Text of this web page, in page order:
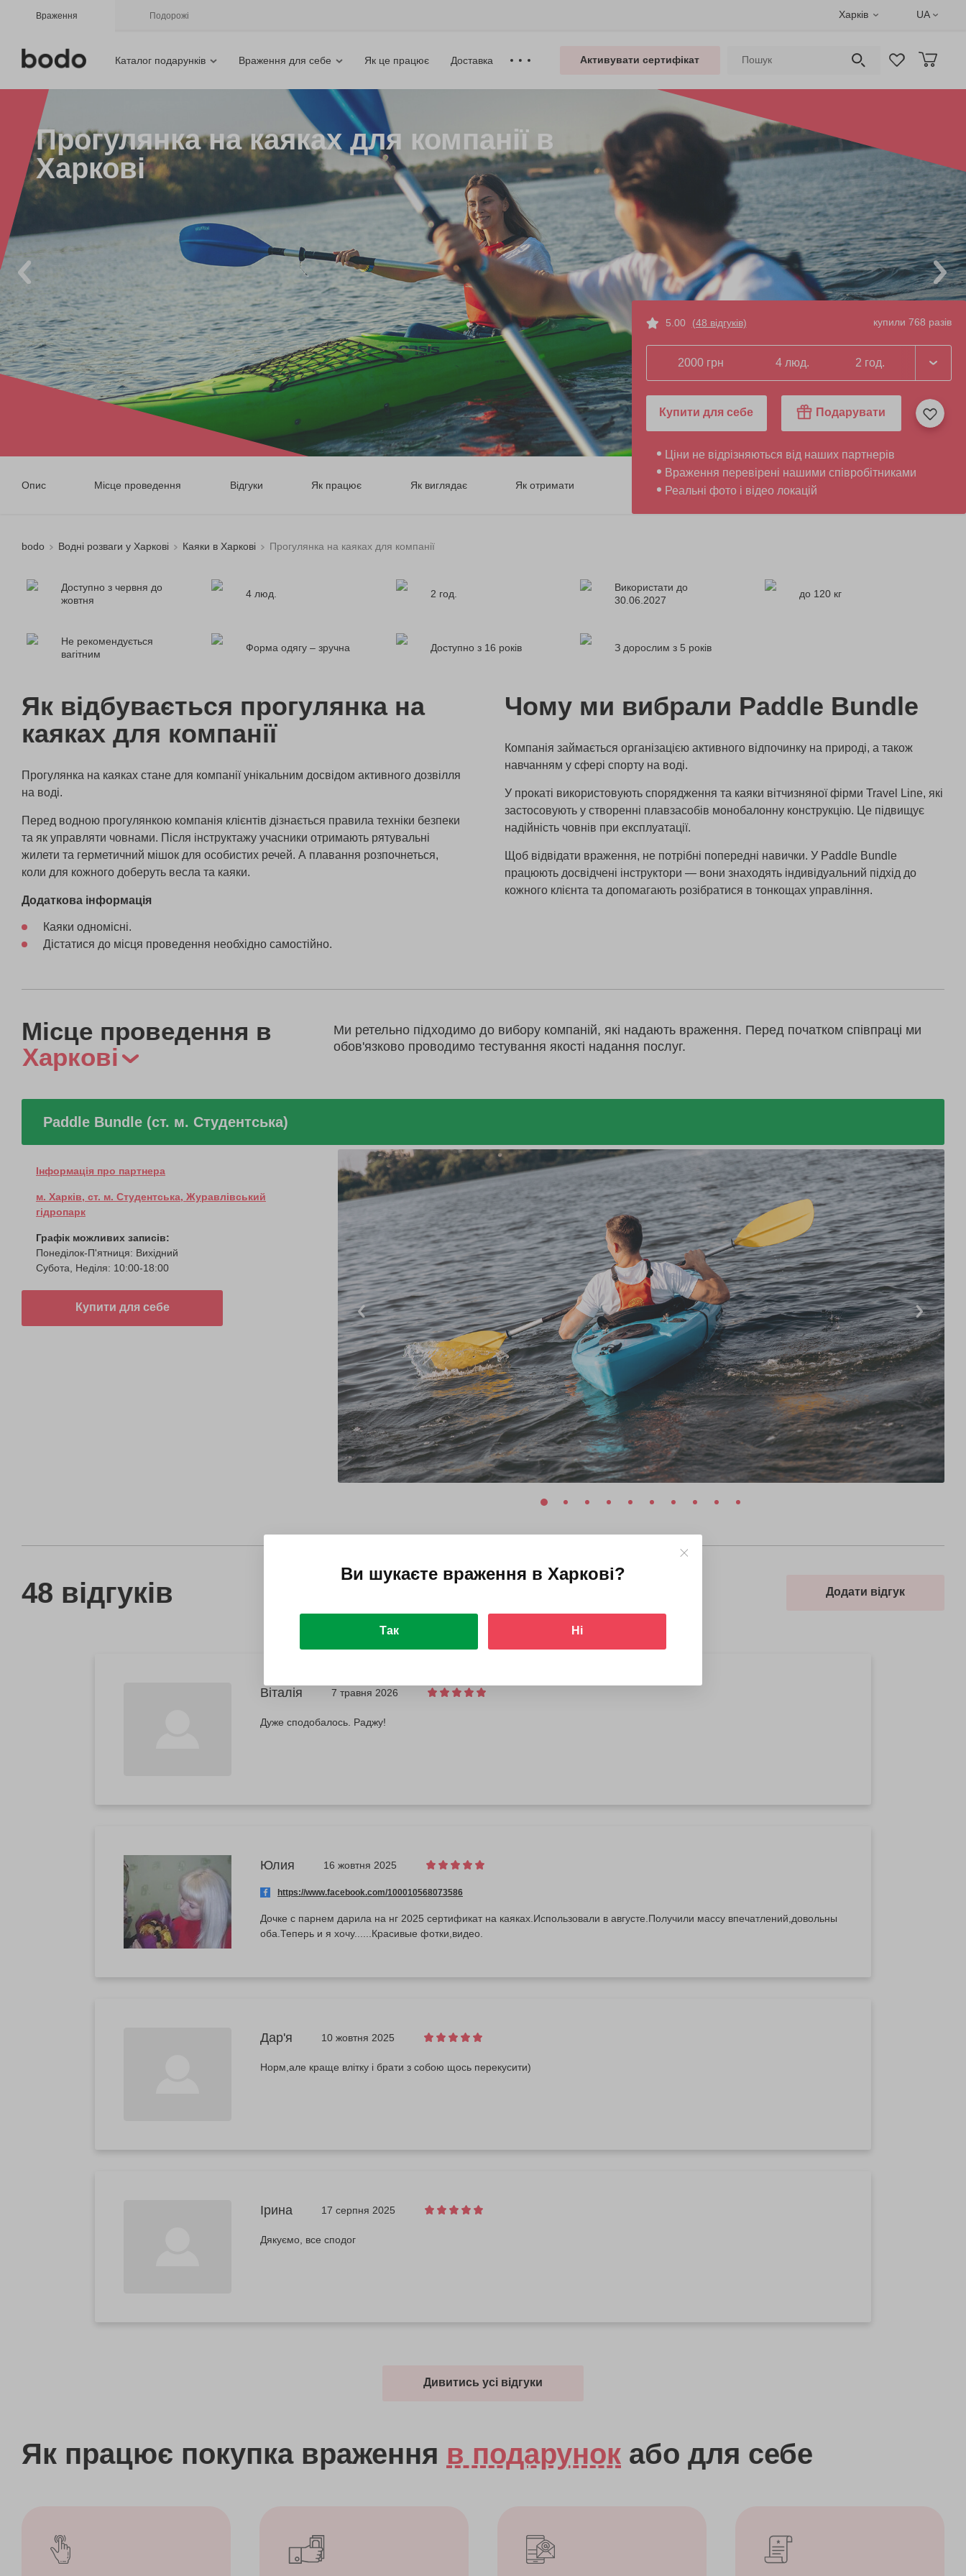
Враження Подорожі Харків UA
Каталог подарунків Враження для себе Як це працює Доставка Активувати сертифікат
Прогулянка на каяках для компанії в
Харкові
Опис Місце проведення Відгуки Як працює Як виглядає Як отримати
5.00 (48 відгуків) купили 768 разів
2000 грн 4 люд. 2 год.
Купити для себе Подарувати
Ціни не відрізняються від наших партнерів
Враження перевірені нашими співробітниками
Реальні фото і відео локацій
bodo Водні розваги у Харкові Каяки в Харкові Прогулянка на каяках для компанії
Доступно з червня до
жовтня
4 люд. 2 год.
Використати до
30.06.2027
до 120 кг
Не рекомендується
вагітним
Форма одягу – зручна Доступно з 16 років З дорослим з 5 років
Як відбувається прогулянка на
каяках для компанії
Прогулянка на каяках стане для компанії унікальним досвідом активного дозвілля
на воді.
Перед водною прогулянкою компанія клієнтів дізнається правила техніки безпеки
та як управляти човнами. Після інструктажу учасники отримають рятувальні
жилети та герметичний мішок для особистих речей. А плавання розпочнеться,
коли для кожного доберуть весла та каяки.
Додаткова інформація
Каяки одномісні.
Дістатися до місця проведення необхідно самостійно.
Чому ми вибрали Paddle Bundle
Компанія займається організацією активного відпочинку на природі, а також
навчанням у сфері спорту на воді.
У прокаті використовують спорядження та каяки вітчизняної фірми Travel Line, які
застосовують у створенні плавзасобів монобалонну конструкцію. Це підвищує
надійність човнів при експлуатації.
Щоб відвідати враження, не потрібні попередні навички. У Paddle Bundle
працюють досвідчені інструктори — вони знаходять індивідуальний підхід до
кожного клієнта та допомагають розібратися в тонкощах управління.
Місце проведення в
Харкові
Ми ретельно підходимо до вибору компаній, які надають враження. Перед початком співпраці ми
обов'язково проводимо тестування якості надання послуг.
Paddle Bundle (ст. м. Студентська)
Інформація про партнера
м. Харків, ст. м. Студентська, Журавлівський
гідропарк
Графік можливих записів:
Понеділок-П'ятниця: Вихідний
Субота, Неділя: 10:00-18:00
Купити для себе
48 відгуків Додати відгук
Віталія 7 травня 2026
Дуже сподобалось. Раджу!
Юлия 16 жовтня 2025
https://www.facebook.com/100010568073586
Дочке с парнем дарила на нг 2025 сертификат на каяках.Использовали в августе.Получили массу впечатлений,довольны
оба.Теперь и я хочу......Красивые фотки,видео.
Дар'я 10 жовтня 2025
Норм,але краще влітку і брати з собою щось перекусити)
Ірина 17 серпня 2025
Дякуємо, все сподог
Дивитись усі відгуки
Як працює покупка враження в подарунок або для себе
Ви шукаєте враження в Харкові?
Так Ні